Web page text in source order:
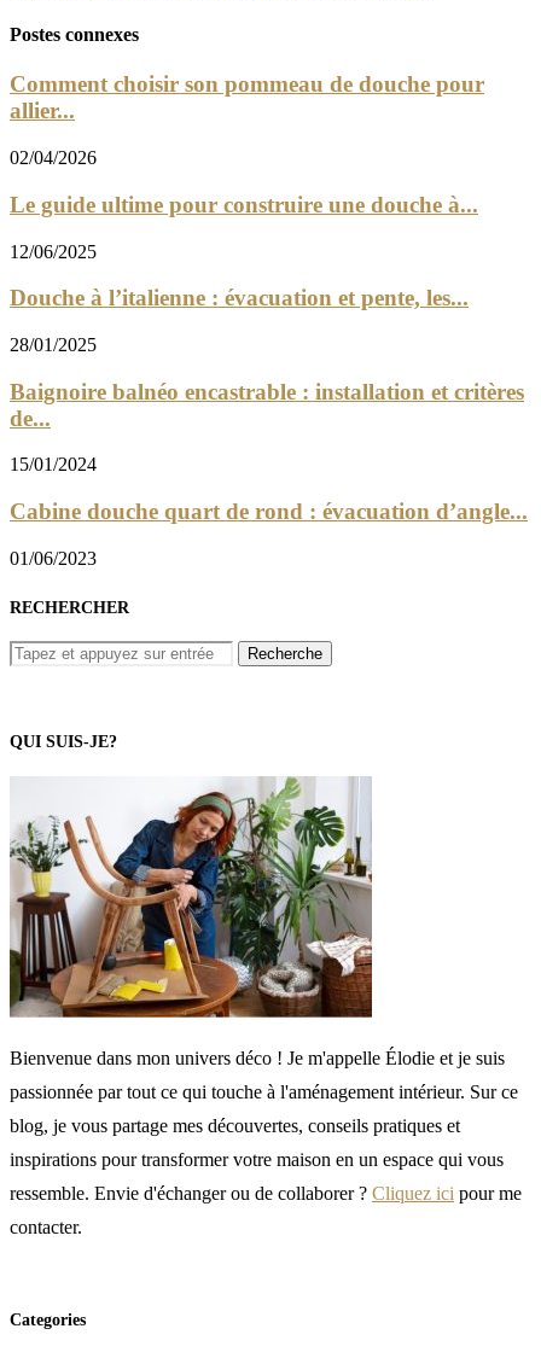
Postes connexes
Comment choisir son pommeau de douche pour
allier...
02/04/2026
Le guide ultime pour construire une douche à...
12/06/2025
Douche à l’italienne : évacuation et pente, les...
28/01/2025
Baignoire balnéo encastrable : installation et critères
de...
15/01/2024
Cabine douche quart de rond : évacuation d’angle...
01/06/2023
RECHERCHER
QUI SUIS-JE?
Bienvenue dans mon univers déco ! Je m'appelle Élodie et je suis
passionnée par tout ce qui touche à l'aménagement intérieur. Sur ce
blog, je vous partage mes découvertes, conseils pratiques et
inspirations pour transformer votre maison en un espace qui vous
ressemble. Envie d'échanger ou de collaborer ? Cliquez ici pour me
contacter.
Categories